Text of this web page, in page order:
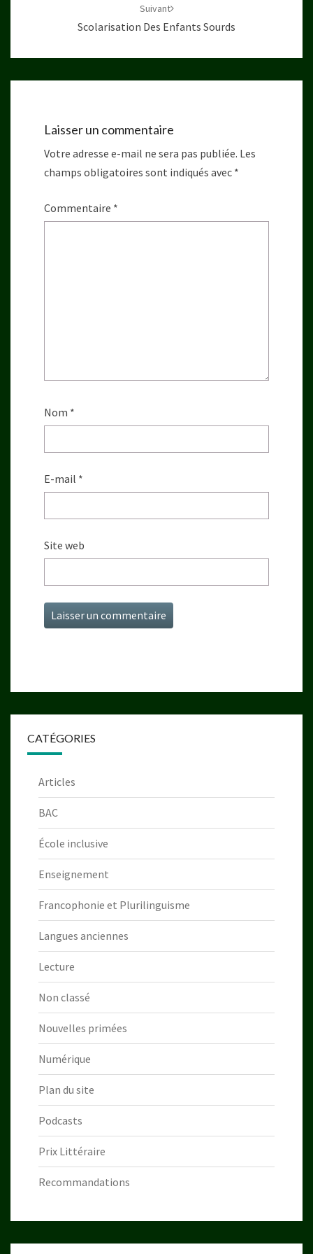
Suivant
Scolarisation Des Enfants Sourds
Laisser un commentaire
Votre adresse e-mail ne sera pas publiée. Les
champs obligatoires sont indiqués avec *
Commentaire *
Nom *
E-mail *
Site web
CATÉGORIES
Articles
BAC
École inclusive
Enseignement
Francophonie et Plurilinguisme
Langues anciennes
Lecture
Non classé
Nouvelles primées
Numérique
Plan du site
Podcasts
Prix Littéraire
Recommandations